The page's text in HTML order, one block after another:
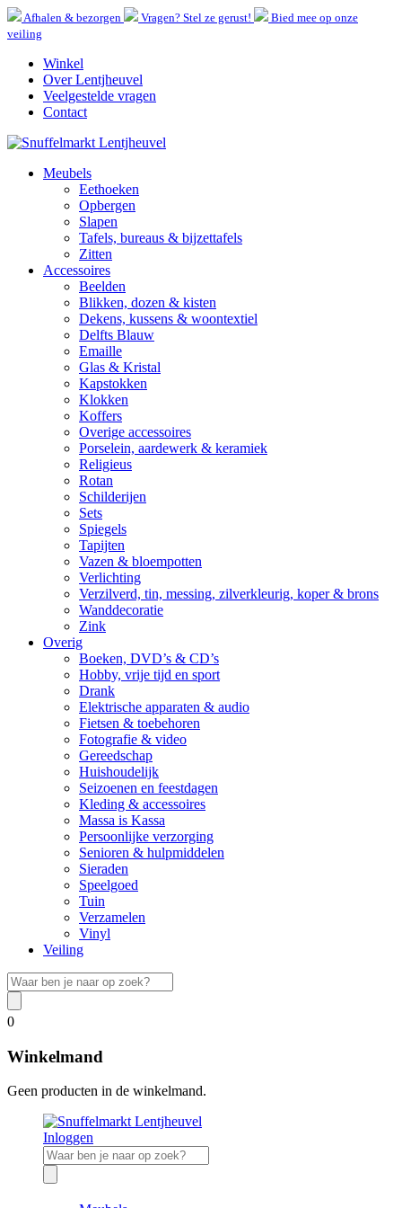
Afhalen & bezorgen Vragen? Stel ze gerust!
Bied mee op onze
veiling
Winkel
Over Lentjheuvel
Veelgestelde vragen
Contact
Meubels
Eethoeken
Opbergen
Slapen
Tafels, bureaus & bijzettafels
Zitten
Accessoires
Beelden
Blikken, dozen & kisten
Dekens, kussens & woontextiel
Delfts Blauw
Emaille
Glas & Kristal
Kapstokken
Klokken
Koffers
Overige accessoires
Porselein, aardewerk & keramiek
Religieus
Rotan
Schilderijen
Sets
Spiegels
Tapijten
Vazen & bloempotten
Verlichting
Verzilverd, tin, messing, zilverkleurig, koper & brons
Wanddecoratie
Zink
Overig
Boeken, DVD’s & CD’s
Hobby, vrije tijd en sport
Drank
Elektrische apparaten & audio
Fietsen & toebehoren
Fotografie & video
Gereedschap
Huishoudelijk
Seizoenen en feestdagen
Kleding & accessoires
Massa is Kassa
Persoonlijke verzorging
Senioren & hulpmiddelen
Sieraden
Speelgoed
Tuin
Verzamelen
Vinyl
Veiling
0
Winkelmand
Geen producten in de winkelmand.
Inloggen